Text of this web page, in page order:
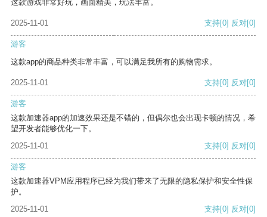
这款游戏非常好玩，画面精美，玩法丰富。
2025-11-01 支持[0] 反对[0]
游客
这款app的商品种类非常丰富，可以满足我所有的购物需求。
2025-11-01 支持[0] 反对[0]
游客
这款加速器app的加速效果还是不错的，但偶尔也会出现卡顿的情况，希
望开发者能够优化一下。
2025-11-01
支持[0] 反对[0]
游客
这款加速器VPM应用程序已经为我们带来了无限的隐私保护和安全性保
护。
2025-11-01
支持[0] 反对[0]